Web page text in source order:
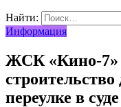
Найти:
Информация
ЖСК «Кино-7»
переулке в суде